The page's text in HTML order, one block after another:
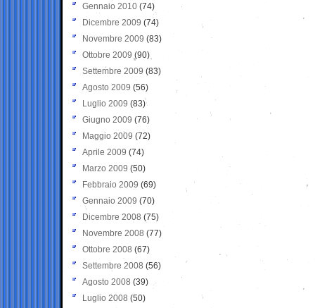
Gennaio 2010 (74)
Dicembre 2009 (74)
Novembre 2009 (83)
Ottobre 2009 (90)
Settembre 2009 (83)
Agosto 2009 (56)
Luglio 2009 (83)
Giugno 2009 (76)
Maggio 2009 (72)
Aprile 2009 (74)
Marzo 2009 (50)
Febbraio 2009 (69)
Gennaio 2009 (70)
Dicembre 2008 (75)
Novembre 2008 (77)
Ottobre 2008 (67)
Settembre 2008 (56)
Agosto 2008 (39)
Luglio 2008 (50)